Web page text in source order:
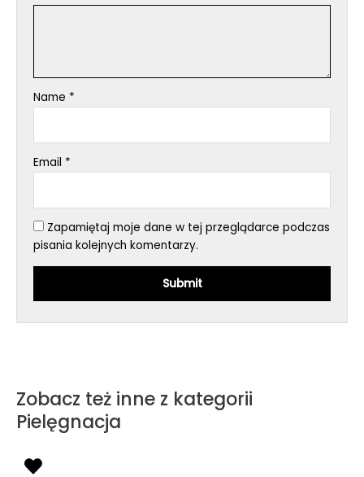
Name *
Email *
Zapamiętaj moje dane w tej przeglądarce podczas
pisania kolejnych komentarzy.
Zobacz też inne z kategorii
Pielęgnacja